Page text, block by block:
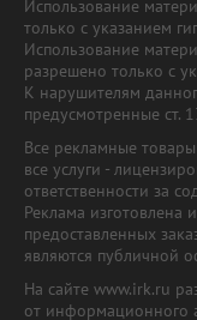
Использование
только с указанием
Использование
разрешено только с
К нарушителям
предусмотренные ст.
Все рекламные
все услуги -
ответственности за
Реклама изготовлена
предоставленных
являются публичной
На сайте www.irk.ru
от информационного